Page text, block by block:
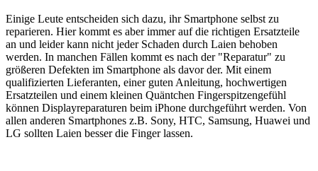
Einige Leute entscheiden sich dazu, ihr Smartphone selbst zu
reparieren. Hier kommt es aber immer auf die richtigen Ersatzteile
an und leider kann nicht jeder Schaden durch Laien behoben
werden. In manchen Fällen kommt es nach der "Reparatur" zu
größeren Defekten im Smartphone als davor der. Mit einem
qualifizierten Lieferanten, einer guten Anleitung, hochwertigen
Ersatzteilen und einem kleinen Quäntchen Fingerspitzengefühl
können Displayreparaturen beim iPhone durchgeführt werden. Von
allen anderen Smartphones z.B. Sony, HTC, Samsung, Huawei und
LG sollten Laien besser die Finger lassen.